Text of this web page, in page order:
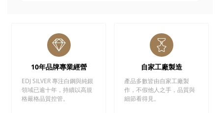
10年品牌專業經營
EDJ SILVER 專注白鋼與純銀
領域已逾十年，持續以高規
格嚴格品質控管。
自家工廠製造
產品多數皆由自家工廠製
作，不假他人之手，品質與
細節看得見。